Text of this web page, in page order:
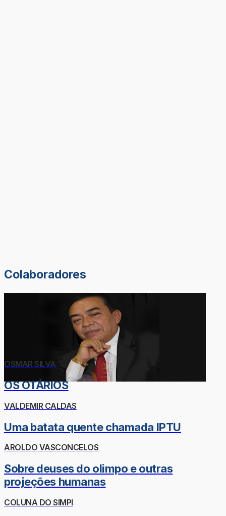
Colaboradores
OSMAR SILVA
OS OTÁRIOS
VALDEMIR CALDAS
Uma batata quente chamada IPTU
AROLDO VASCONCELOS
Sobre deuses do olimpo e outras
projeções humanas
COLUNA DO SIMPI